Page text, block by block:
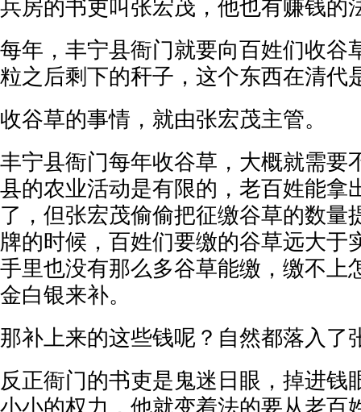
兵房的书吏叫张宏茂，他也有赚钱的
每年，丰宁县衙门就要向百姓们收谷
粒之后剩下的秆子，这个东西在清代
收谷草的事情，就由张宏茂主管。
丰宁县衙门每年收谷草，大概就需要
县的农业活动是有限的，老百姓能拿
了，但张宏茂偷偷把征缴谷草的数量
牌的时候，百姓们要缴的谷草远大于
手里也没有那么多谷草能缴，缴不上
金白银来补。
那补上来的这些钱呢？自然都落入了
反正衙门的书吏是鬼迷日眼，掉进钱
小小的权力，他就变着法的要从老百